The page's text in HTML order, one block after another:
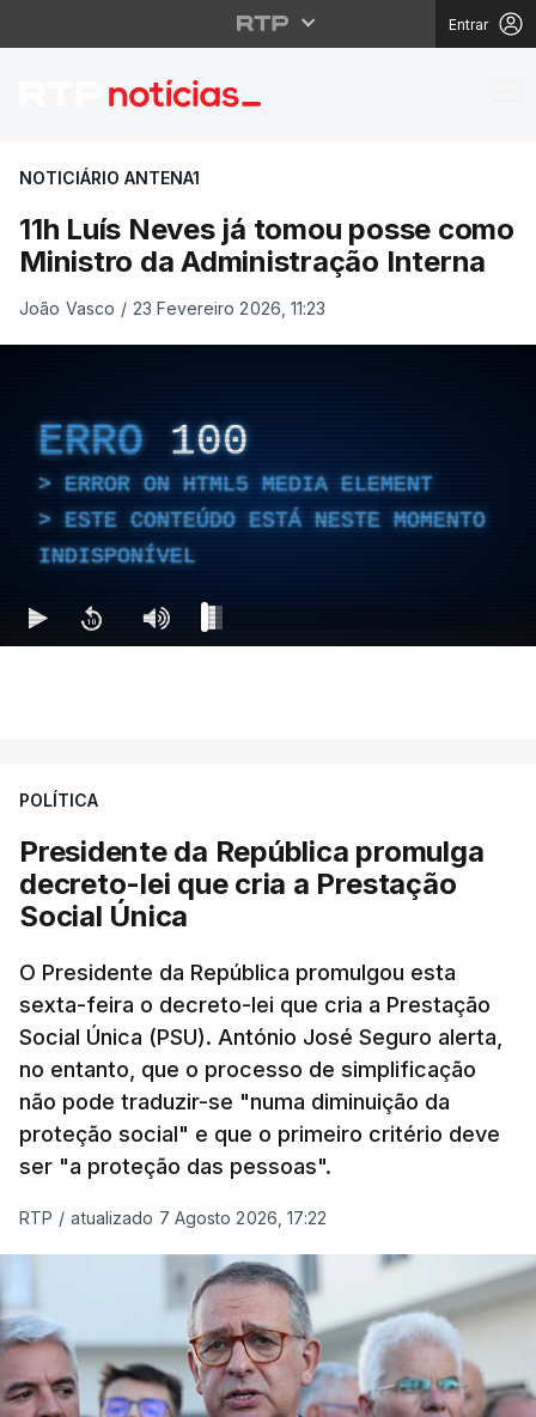
Entrar
11h Luís Neves já
NOTICIÁRIO ANTENA1
11h Luís Neves já tomou posse como
Ministro da Administração Interna
João Vasco / 23 Fevereiro 2026, 11:23
ERRO 100
ERROR ON HTML5 MEDIA ELEMENT
ESTE CONTEÚDO ESTÁ NESTE MOMENTO
INDISPONÍVEL
POLÍTICA
Presidente da República promulga
decreto-lei que cria a Prestação
Social Única
O Presidente da República promulgou esta
sexta-feira o decreto-lei que cria a Prestação
Social Única (PSU). António José Seguro alerta,
no entanto, que o processo de simplificação
não pode traduzir-se "numa diminuição da
proteção social" e que o primeiro critério deve
ser "a proteção das pessoas".
RTP / atualizado 7 Agosto 2026, 17:22